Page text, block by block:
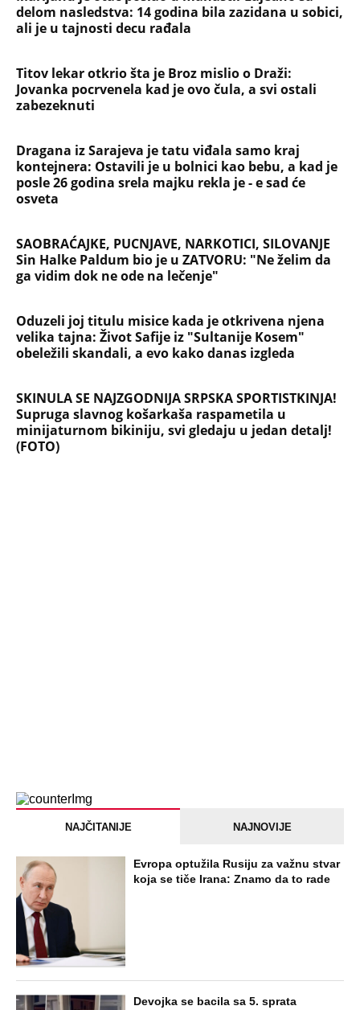
delom nasledstva: 14 godina bila zazidana u sobici,
ali je u tajnosti decu rađala
Titov lekar otkrio šta je Broz mislio o Draži:
Jovanka pocrvenela kad je ovo čula, a svi ostali
zabezeknuti
Dragana iz Sarajeva je tatu viđala samo kraj
kontejnera: Ostavili je u bolnici kao bebu, a kad je
posle 26 godina srela majku rekla je - e sad će
osveta
SAOBRAĆAJKE, PUCNJAVE, NARKOTICI, SILOVANJE
Sin Halke Paldum bio je u ZATVORU: "Ne želim da
ga vidim dok ne ode na lečenje"
Oduzeli joj titulu misice kada je otkrivena njena
velika tajna: Život Safije iz "Sultanije Kosem"
obeležili skandali, a evo kako danas izgleda
SKINULA SE NAJZGODNIJA SRPSKA SPORTISTKINJA!
Supruga slavnog košarkaša raspametila u
minijaturnom bikiniju, svi gledaju u jedan detalj!
(FOTO)
NAJČITANIJE NAJNOVIJE
Evropa optužila Rusiju za važnu stvar
koja se tiče Irana: Znamo da to rade
Devojka se bacila sa 5. sprata